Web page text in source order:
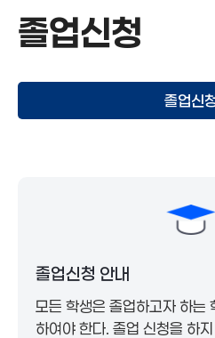
졸업신청
졸업신
졸업사정
졸업인증
연도별편입생
졸업신청 안내
모든 학생은 졸업하고자 하는
하여야 한다. 졸업 신청을 하